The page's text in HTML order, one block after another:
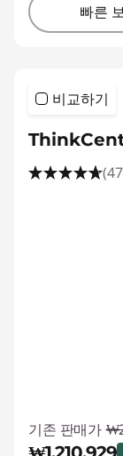
빠른
비교하기
기존 판매가